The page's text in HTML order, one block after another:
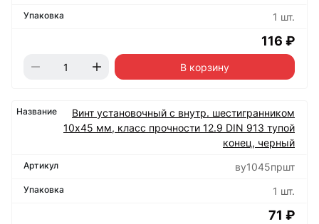
1 шт.
116 ₽
В корзину
Винт установочный с внутр. шестигранником
10х45 мм, класс прочности 12.9 DIN 913 тупой
конец, черный
ву1045пршт
1 шт.
71 ₽